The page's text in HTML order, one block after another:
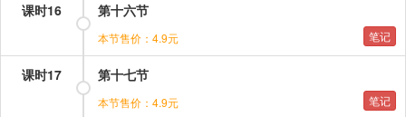
课时16 第十六节
本节售价：4.9元 笔记
课时17 第十七节
本节售价：4.9元 笔记